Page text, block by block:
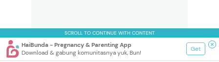
SCROLL TO CONTINUE WITH CONTENT
HaiBunda - Pregnancy & Parenting App
Download & gabung komunitasnya yuk, Bun!
Get